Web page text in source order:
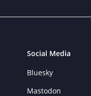
Social Media
Bluesky
Mastodon